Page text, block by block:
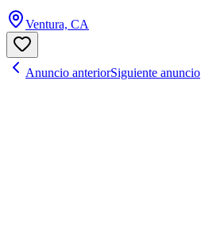
Ventura, CA
Anuncio anteriorSiguiente anuncio